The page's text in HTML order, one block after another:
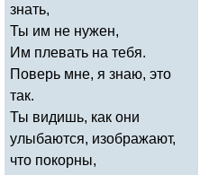
знать,
Ты им не нужен,
Им плевать на тебя.
Поверь мне, я знаю, это
так.
Ты видишь, как они
улыбаются, изображают,
что покорны,